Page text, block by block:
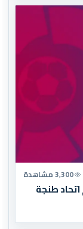
3,300 مشاهدة
طنجة